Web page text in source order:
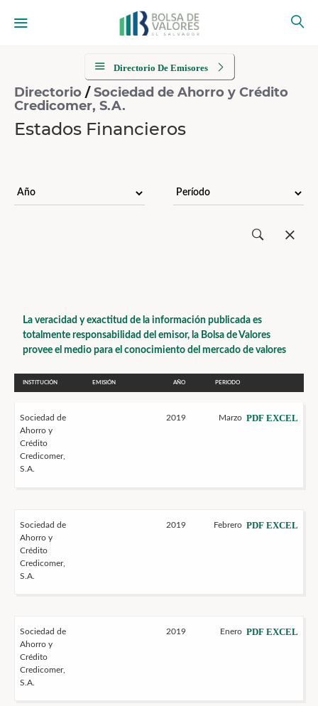
Directorio De Emisores
Directorio /Sociedad de Ahorro y Crédito
Credicomer, S.A.
Estados Financieros
La veracidad y exactitud de la información publicada es
totalmente responsabilidad del emisor, la Bolsa de Valores
provee el medio para el conocimiento del mercado de valores
INSTITUCIÓN EMISIÓN AÑO PERIODO
Sociedad de
Ahorro y
Crédito
Credicomer,
S.A.
2019 Marzo PDF EXCEL
Sociedad de
Ahorro y
Crédito
Credicomer,
S.A.
2019 Febrero PDF EXCEL
Sociedad de
Ahorro y
Crédito
Credicomer,
S.A.
2019 Enero PDF EXCEL